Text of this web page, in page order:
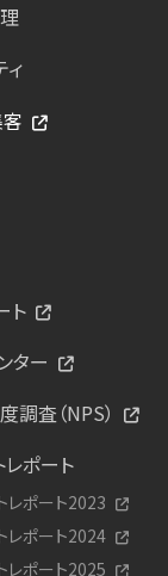
ィ
ト
ター
調査（NPS）
レポート
レポート2023
レポート2024
レポート2025